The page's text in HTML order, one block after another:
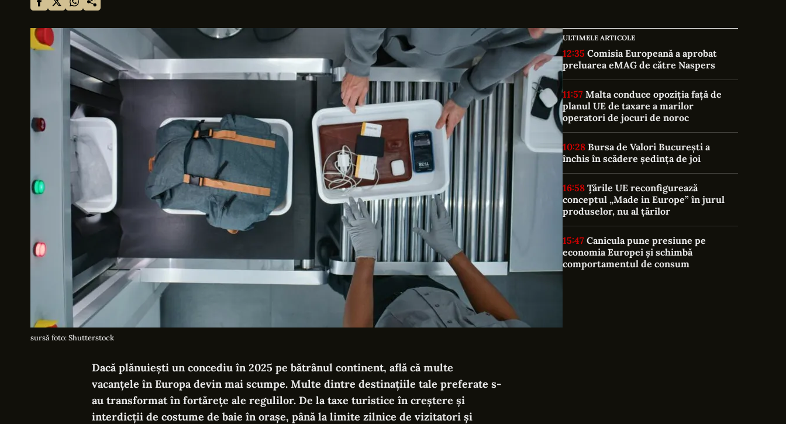
sursă foto: Shutterstock
Dacă plănuiești un concediu în 2025 pe bătrânul continent, află că multe
vacanțele în Europa devin mai scumpe. Multe dintre destinațiile tale preferate s-
au transformat în fortărețe ale regulilor. De la taxe turistice în creștere și
interdicții de costume de baie în orașe, până la limite zilnice de vizitatori și
ULTIMELE ARTICOLE
12:35
preluarea eMAG de către Naspers
11:57
planul UE de taxare a marilor
operatori de jocuri de noroc
10:28
închis în scădere ședința de joi
16:58
conceptul „Made in Europe” în jurul
produselor, nu al țărilor
15:47
economia Europei și schimbă
comportamentul de consum